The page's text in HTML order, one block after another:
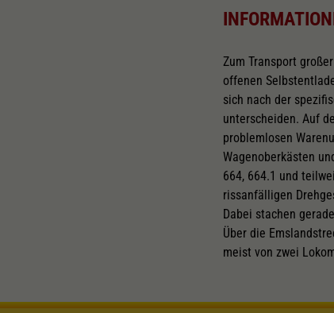
Zum Transport
offenen
sich nach der
unterscheiden. Auf
problemlosen
Wagenoberkästen
664, 664.1 und
rissanfälligen
Dabei stachen
Über die
meist von zwei